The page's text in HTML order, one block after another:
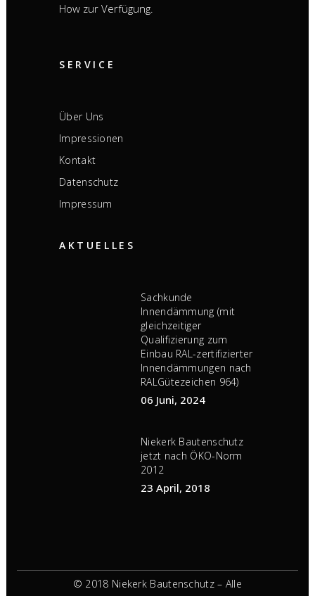
How zur Verfügung.
SERVICE
Über Uns
Impressionen
Kontakt
Datenschutz
Impressum
AKTUELLES
Sachkunde
Innendämmung (mit
gleichzeitiger
Qualifizierung zum
Einbau RAL-zertifizierter
Innendämmungen nach
RALGütezeichen 964)
06 Juni, 2024
Niekerk Bautenschutz
jetzt nach ÖKO-Norm
2012
23 April, 2018
© 2018 Niekerk Bautenschutz – Alle